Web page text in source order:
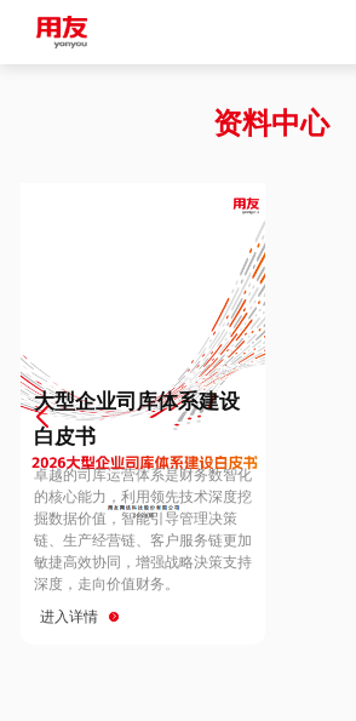
Vietnam
Europe
Hungary
Hong Kong
资料中心
大型企业司库体系建设
白皮书
卓越的司库运营体系是财务数智化
的核心能力，利用领先技术深度挖
掘数据价值，智能引导管理决策
链、生产经营链、客户服务链更加
敏捷高效协同，增强战略決策支持
深度，走向价值财务。
进入详情